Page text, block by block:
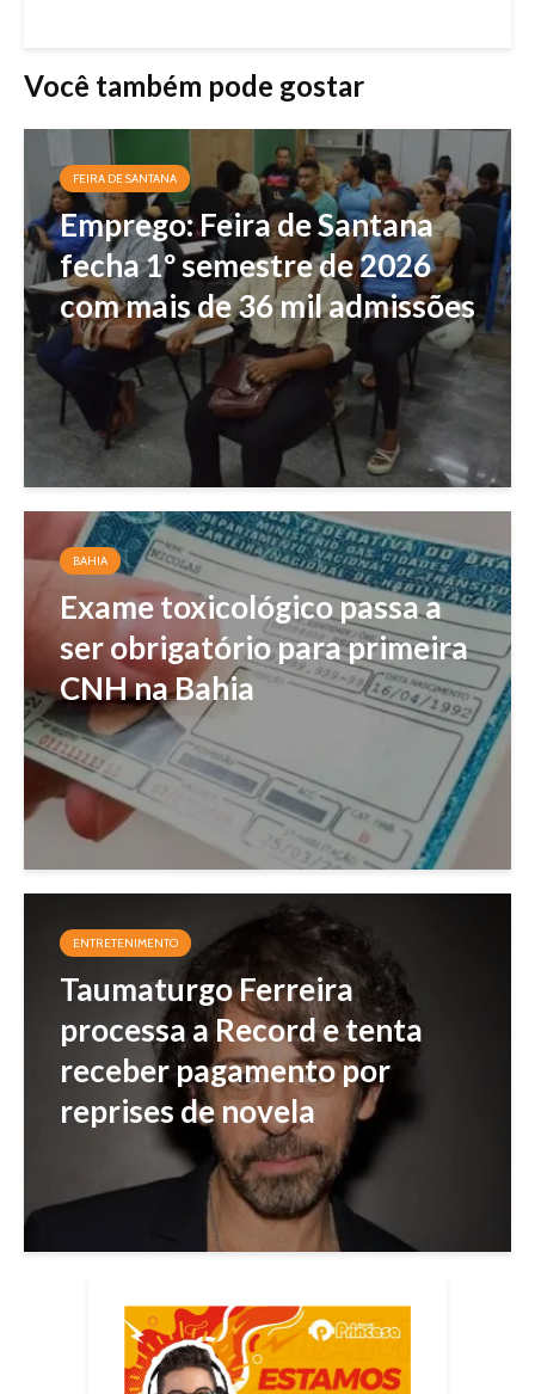
Você também pode gostar
FEIRA DE SANTANA
Emprego: Feira de Santana
fecha 1º semestre de 2026
com mais de 36 mil admissões
BAHIA
Exame toxicológico passa a
ser obrigatório para primeira
CNH na Bahia
ENTRETENIMENTO
Taumaturgo Ferreira
processa a Record e tenta
receber pagamento por
reprises de novela